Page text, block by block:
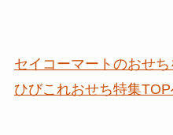
セイコーマートのおせ
ひびこれおせち特集